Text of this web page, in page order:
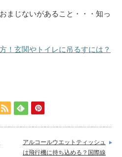
まじないがあること・・・知っ
！玄関やトイレに吊るすには？
アルコールウエットティッシュ
は飛行機に持ち込める？国際線